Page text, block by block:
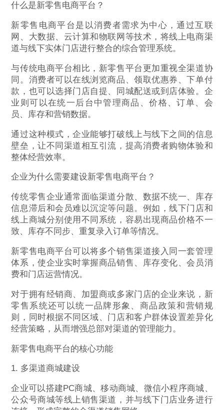
什么是新零售电商平台？
新零售电商平台是以消费者需求为中心，通过互联
网、大数据、云计算和物联网等技术，将线上电商渠
道与线下实体门店进行整合的综合管理系统。
与传统电商平台相比，新零售平台更加重视全渠道协
同。消费者可以在线浏览商品、领取优惠券、下单付
款，也可以选择门店自提、同城配送或到店体验。企
业则可以在统一后台中管理商品、价格、订单、会
员、库存和营销数据。
通过这种模式，企业能够打破线上与线下之间的信息
壁垒，让不同渠道相互引流，提高消费者购物体验和
整体经营效率。
企业为什么需要建设新零售电商平台？
传统零售企业通常面临渠道分散、数据不统一、库存
信息滞后和会员难以沉淀等问题。例如，线下门店和
线上商城分别使用不同系统，容易出现商品价格不一
致、库存不同步、重复录入订单等情况。
新零售电商平台可以将多个销售渠道接入同一套管理
体系，使企业实时掌握商品销售、库存变化、会员消
费和门店运营情况。
对于拥有经销商、加盟商或多家门店的企业来说，新
零售系统还可以统一品牌形象、商品政策和营销规
则，同时根据不同区域、门店和客户群体设置差异化
经营策略，从而增强总部对渠道的管理能力。
新零售电商平台的核心功能
1. 多渠道商城建设
企业可以搭建PC商城、移动商城、微信小程序商城、
公众号商城等线上销售渠道，并与线下门店业务进行